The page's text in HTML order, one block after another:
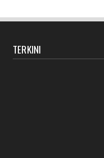
TERKINI